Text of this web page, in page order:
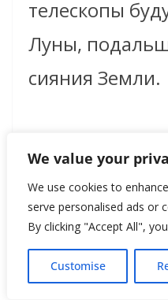
We value your
We use cookies to
serve personalised ads or
By clicking "Accept All",
Customise
телескопы
Луны,
сияния Земли.
ночного неба
двух эпох. С
древнее
звёзды. С